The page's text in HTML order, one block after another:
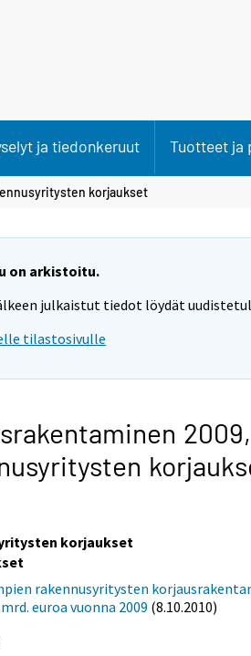
ja tiedonkeruut Tuotteet ja
korjaukset
on arkistoitu.
julkaistut tiedot löydät
tilastosivulle
2009,
korjaukset
rakennusyritysten
euroa vuonna 2009 (8.10.2010)